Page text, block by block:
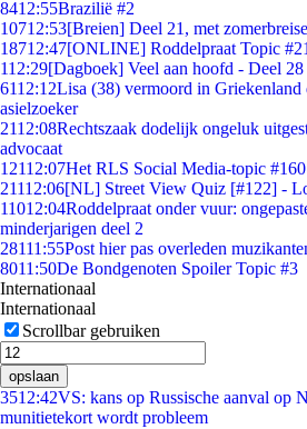
8412:55Brazilië #2
10712:53[Breien] Deel 21, met
18712:47[ONLINE] Roddelpraat Topic #21
112:29[Dagboek] Veel aan hoofd - Deel 28
6112:12Lisa (38) vermoord in Griekenland
asielzoeker
2112:08Rechtszaak dodelijk ongeluk
advocaat
12112:07Het RLS Social Media-topic
21112:06[NL] Street View Quiz [#122] -
11012:04Roddelpraat onder vuur:
minderjarigen deel 2
28111:55Post hier pas overleden
8011:50De Bondgenoten Spoiler Topic #3
Internationaal
Internationaal
Scrollbar gebruiken
opslaan
3512:42VS: kans op Russische aanval op
munitietekort wordt probleem